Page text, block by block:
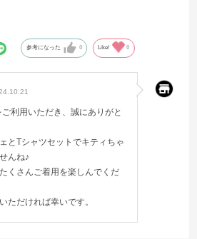
参考になった 0 Like! 0
利用いただき、誠にありがと
とTシャツセットでキティちゃ
んね♪
くさんご着用を楽しんでくだ
ただければ幸いです。